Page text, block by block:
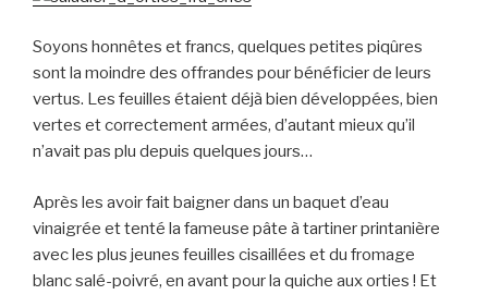
Soyons honnêtes et francs, quelques petites piqûres
sont la moindre des offrandes pour bénéficier de leurs
vertus. Les feuilles étaient déjà bien développées, bien
vertes et correctement armées, d’autant mieux qu’il
n’avait pas plu depuis quelques jours…
Après les avoir fait baigner dans un baquet d’eau
vinaigrée et tenté la fameuse pâte à tartiner printanière
avec les plus jeunes feuilles cisaillées et du fromage
blanc salé-poivré, en avant pour la quiche aux orties ! Et